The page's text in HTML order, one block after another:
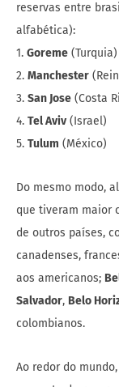
reservas entre
alfabética):
1. Goreme (Turquia)
2. Manchester
3. San Jose (Costa
4. Tel Aviv (Israel)
5. Tulum (México)
Do mesmo modo,
que tiveram maior
de outros países,
canadenses,
aos americanos;
Salvador, Belo
colombianos.
Ao redor do